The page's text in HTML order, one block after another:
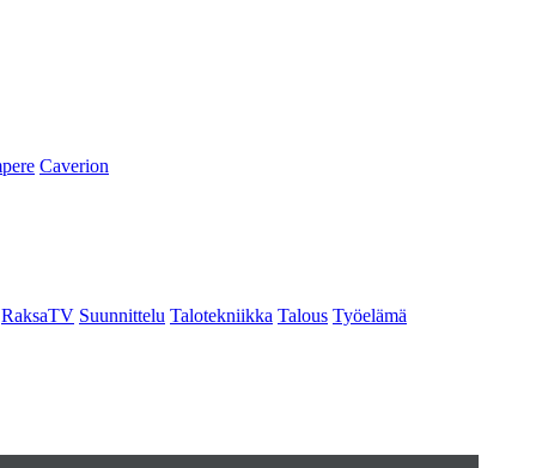
Caverion
RaksaTV Suunnittelu Talotekniikka Talous Työelämä